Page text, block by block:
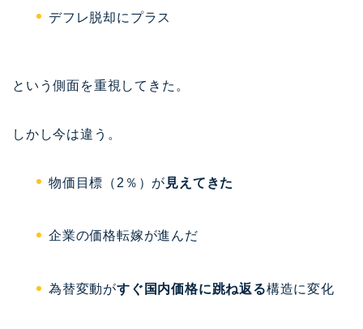
デフレ脱却にプラス
という側面を重視してきた。
しかし今は違う。
物価目標（2％）が 見えてきた
企業の価格転嫁が進んだ
為替変動がすぐ国内価格に跳ね返る構造に変化